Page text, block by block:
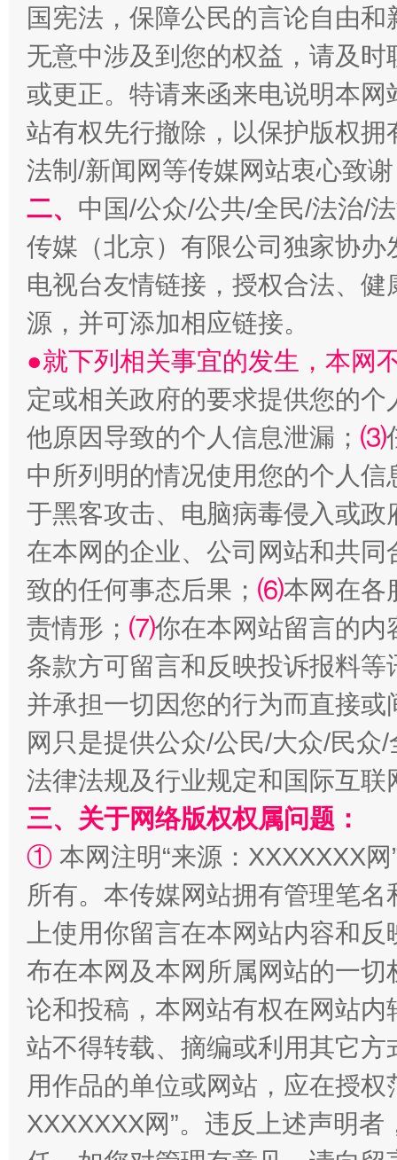
全民健身五年计划来了！等你上场
阿坝州三大球赛在茂县开幕 规模
国家大学科技园优化重塑工作
扯下公款旅游的“隐身衣” 如何以
“蜀中异人”王建安的艺术幻境
国宪法，保障公民的言论自由
无意中涉及到您的权益，请及
或更正。特请来函来电说明本
站有权先行撤除，以保护版权
法制/新闻网等传媒网站衷心致
二、 中国/公众/公共/全民/法治/
传媒（北京）有限公司独家协
电视台友情链接，授权合法、
源，并可添加相应链接。
●就下列相关事宜的发生，本网
定或相关政府的要求提供您的个
他原因导致的个人信息泄漏； ⑶
中所列明的情况使用您的个人
于黑客攻击、电脑病毒侵入或
在本网的企业、公司网站和共
致的任何事态后果； ⑹本网在各
责情形； ⑺你在本网站留言的内
条款方可留言和反映投诉报料
并承担一切因您的行为而直接
网只是提供公众/公民/大众/民
法律法规及行业规定和国际互
三、关于网络版权权属问题：
① 本网注明“来源：XXXXXXX
所有。本传媒网站拥有管理笔
上使用你留言在本网站内容和
布在本网及本网所属网站的一
论和投稿，本网站有权在网站
站不得转载、摘编或利用其它
用作品的单位或网站，应在授
XXXXXXX网”。违反上述声明